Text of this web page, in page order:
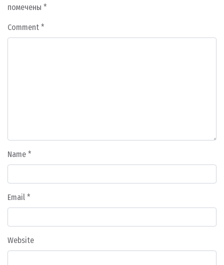
помечены *
Comment *
Name *
Email *
Website